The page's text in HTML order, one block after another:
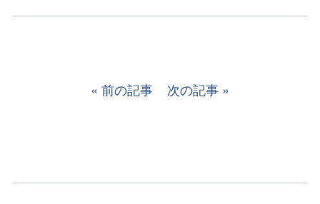
前の記事 次の記事